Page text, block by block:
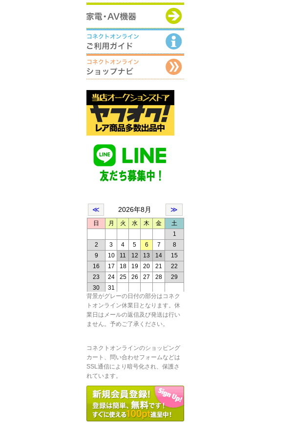
背景がグレーの日付の部分はコネク
トオンライン休業日となります。休
業日はメールの返信及び発送は行い
ません。予めご了承ください。
コネクトオンラインのショッピング
カート、問い合わせフォームなどは
SSL通信により暗号化され、保護さ
れています。